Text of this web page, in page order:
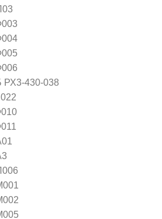
РХ3-430-038